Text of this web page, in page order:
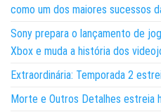
como um dos maiores sucessos
Sony prepara o lançamento de
Xbox e muda a história dos
Extraordinária: Temporada 2
Morte e Outros Detalhes estreia